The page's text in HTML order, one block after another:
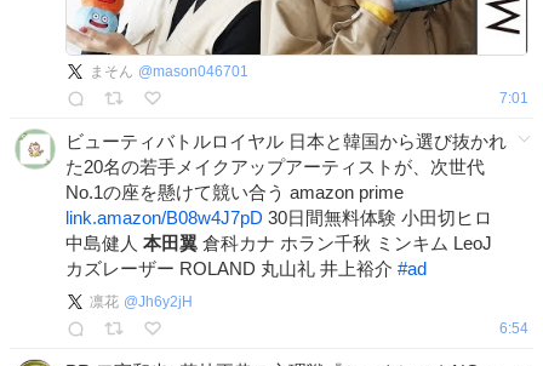
まそん @mason046701
7:01
ビューティバトルロイヤル 日本と韓国から選び抜かれ
た20名の若手メイクアップアーティストが、次世代
No.1の座を懸けて競い合う amazon prime
link.amazon/B08w4J7pD 30日間無料体験 小田切ヒロ
中島健人 本田翼 倉科カナ ホラン千秋 ミンキム LeoJ
カズレーザー ROLAND 丸山礼 井上裕介 #ad
凛花 @Jh6y2jH
6:54